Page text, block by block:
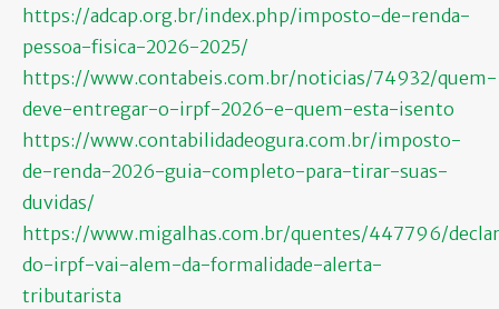
https://adcap.org.br/index.php/imposto-de-renda-
pessoa-fisica-2026-2025/
https://www.contabeis.com.br/noticias/74932/quem-
deve-entregar-o-irpf-2026-e-quem-esta-isento
https://www.contabilidadeogura.com.br/imposto-
de-renda-2026-guia-completo-para-tirar-suas-
duvidas/
https://www.migalhas.com.br/quentes/447796/
do-irpf-vai-alem-da-formalidade-alerta-
tributarista